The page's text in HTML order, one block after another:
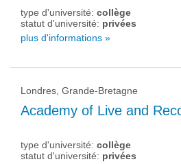
type d'université: collège
statut d'université: privées
plus d'informations »
Londres, Grande-Bretagne
Academy of Live and
type d'université: collège
statut d'université: privées